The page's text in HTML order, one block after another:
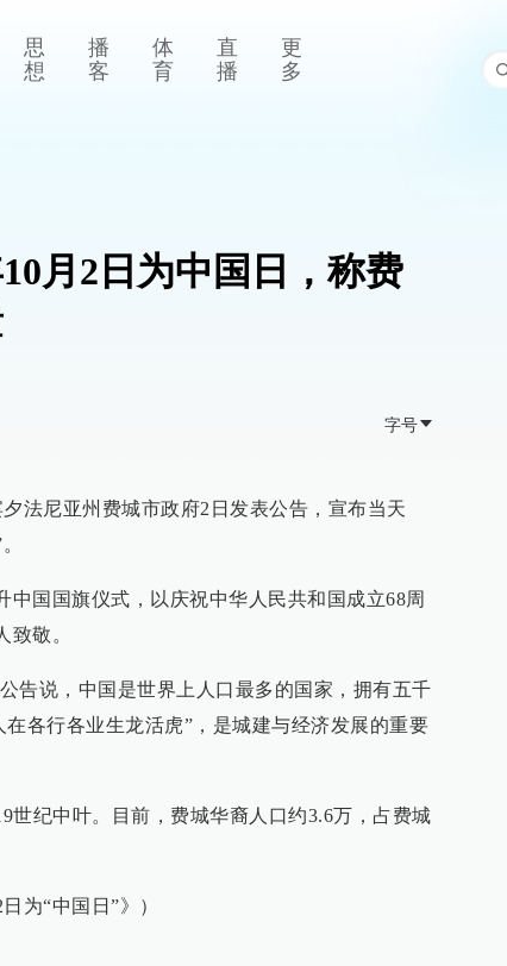
思
想
播
客
体
育
直
播
更
多
月2日为中国日，称费
字号
法尼亚州费城市政府2日发表公告，宣布当天
中国国旗仪式，以庆祝中华人民共和国成立68周
敬。
告说，中国是世界上人口最多的国家，拥有五千
各行各业生龙活虎”，是城建与经济发展的重要
世纪中叶。目前，费城华裔人口约3.6万，占费城
为“中国日”》）